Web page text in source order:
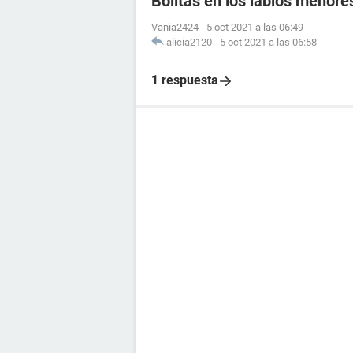
Vania2424 - 5 oct 2021 a las 06:49
alicia2120 - 5 oct 2021 a las 06:58
1 respuesta